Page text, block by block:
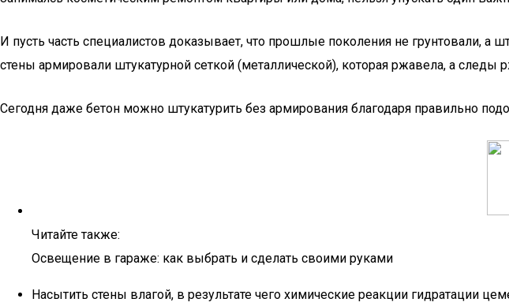
И пусть часть специалистов доказывает, что прошлые поколения не грунтовали,
стены армировали штукатурной сеткой (металлической), которая ржавела, а
Сегодня даже бетон можно штукатурить без армирования благодаря правильно
Читайте также:
Освещение в гараже: как выбрать и сделать своими руками
Насытить стены влагой, в результате чего химические реакции гидратации